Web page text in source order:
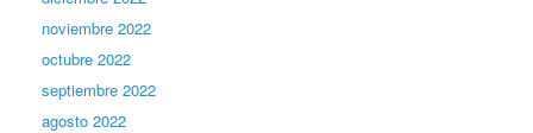
noviembre 2022
octubre 2022
septiembre 2022
agosto 2022